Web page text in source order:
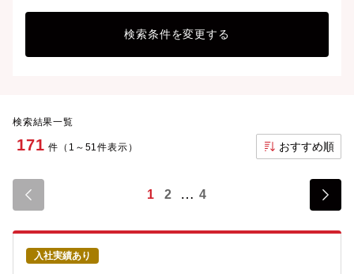
検索条件を変更する
検索結果一覧
171 件（1～51件表示） おすすめ順
1 2 4
入社実績あり